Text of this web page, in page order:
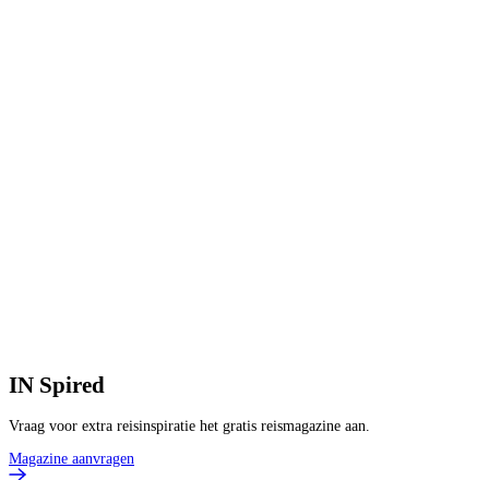
IN Spired
Vraag voor extra reisinspiratie het gratis reismagazine aan.
Magazine aanvragen